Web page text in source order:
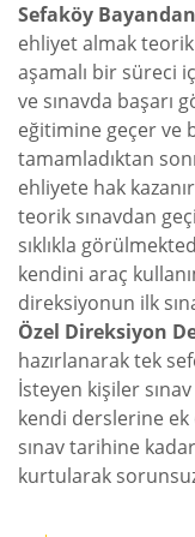
Sefaköy
ehliyet almak
aşamalı bir süreci
ve sınavda başarı
eğitimine geçer ve
tamamladıktan
ehliyete hak
teorik sınavdan
sıklıkla
kendini araç
direksiyonun ilk
Özel Direksiyon
hazırlanarak tek
İsteyen kişiler
kendi derslerine
sınav tarihine
kurtularak